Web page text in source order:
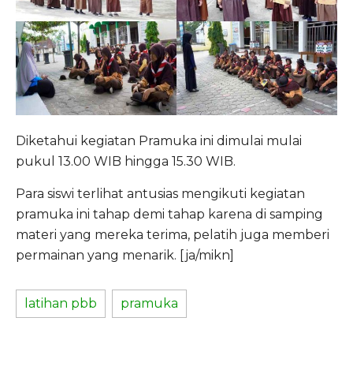
Diketahui kegiatan Pramuka ini dimulai mulai
pukul 13.00 WIB hingga 15.30 WIB.
Para siswi terlihat antusias mengikuti kegiatan
pramuka ini tahap demi tahap karena di samping
materi yang mereka terima, pelatih juga memberi
permainan yang menarik. [ja/mikn]
latihan pbb pramuka